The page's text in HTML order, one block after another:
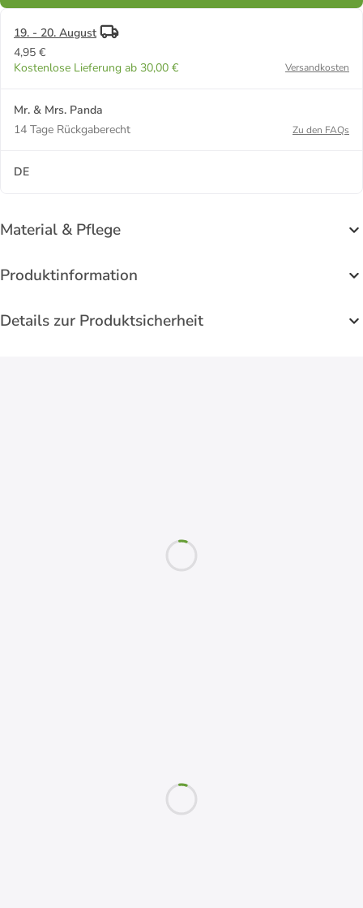
19. - 20. August
4,95 €
Kostenlose Lieferung ab 30,00 €
Versandkosten
Mr. & Mrs. Panda
14 Tage Rückgaberecht
Zu den FAQs
DE
Material & Pflege
Produktinformation
Details zur Produktsicherheit